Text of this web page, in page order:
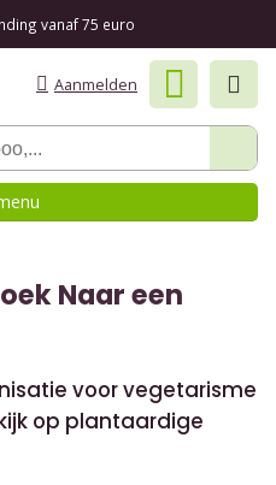
vanaf 75 euro
Aanmelden
Naar een
voor vegetarisme
op plantaardige